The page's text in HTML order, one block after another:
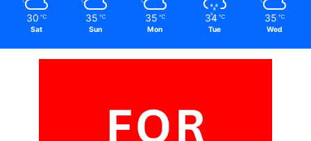
30 ℃
Sat
35 ℃
Sun
35 ℃
Mon
34 ℃
Tue
35 ℃
Wed